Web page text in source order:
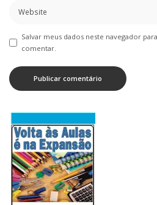
Salvar meus dados neste navegador
comentar.